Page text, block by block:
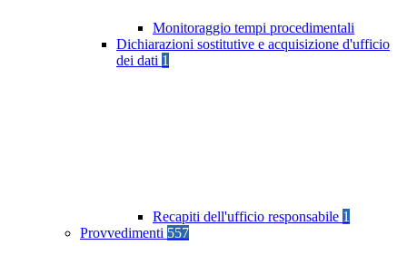
Monitoraggio tempi procedimentali
Dichiarazioni sostitutive e acquisizione d'ufficio
dei dati 1
Recapiti dell'ufficio responsabile 1
Provvedimenti 557